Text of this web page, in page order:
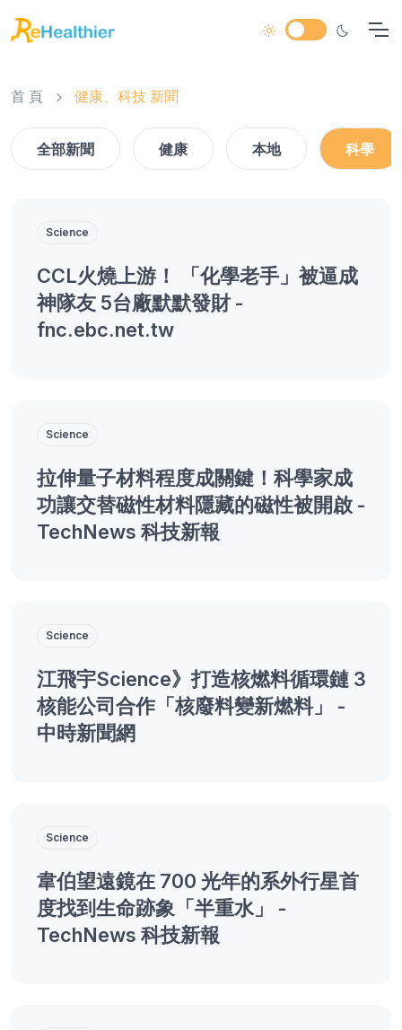
首 頁 健康、科技 新聞
全部新聞 健康 本地 科學
Science
CCL火燒上游！ 「化學老手」被逼成
神隊友 5台廠默默發財 -
fnc.ebc.net.tw
Science
拉伸量子材料程度成關鍵！科學家成
功讓交替磁性材料隱藏的磁性被開啟 -
TechNews 科技新報
Science
江飛宇Science》打造核燃料循環鏈 3
核能公司合作「核廢料變新燃料」 -
中時新聞網
Science
韋伯望遠鏡在 700 光年的系外行星首
度找到生命跡象「半重水」 -
TechNews 科技新報